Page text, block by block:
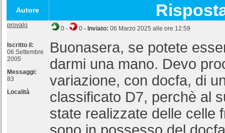
Autore
provalo
Iscritto il:
06 Settembre
2005
Messaggi:
83
Località
0 - 0 - Inviato: 06 Marzo 2025 alle ore 12:59
Buonasera, se potete
darmi una mano. Devo
variazione, con docfa, di
classificato D7, perchè al
state realizzate delle celle